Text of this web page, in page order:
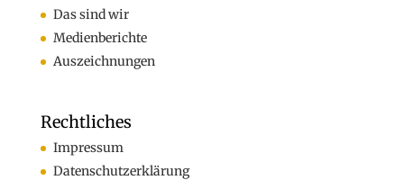
Das sind wir
Medienberichte
Auszeichnungen
Rechtliches
Impressum
Datenschutzerklärung